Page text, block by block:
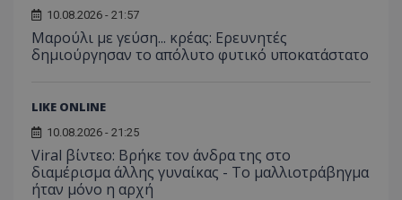
10.08.2026 - 21:57
Μαρούλι με γεύση... κρέας: Ερευνητές
δημιούργησαν το απόλυτο φυτικό υποκατάστατο
LIKE ONLINE
10.08.2026 - 21:25
Viral βίντεο: Βρήκε τον άνδρα της στο
διαμέρισμα άλλης γυναίκας - Το μαλλιοτράβηγμα
ήταν μόνο η αρχή